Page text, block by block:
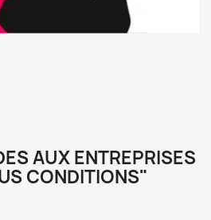
AUX ENTREPRISES
CONDITIONS"